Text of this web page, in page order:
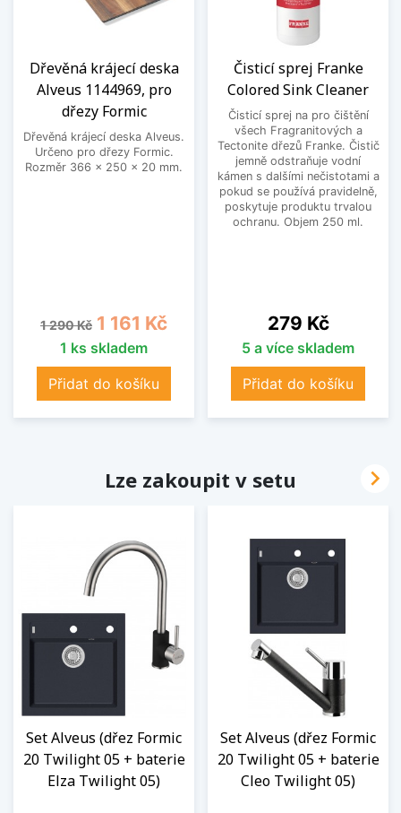
Dřevěná krájecí deska
Alveus 1144969, pro
dřezy Formic
Dřevěná krájecí deska Alveus.
Určeno pro dřezy Formic.
Rozměr 366 x 250 x 20 mm.
Běžná cena
1 290 Kč Cena
1 161 Kč
1 ks skladem
Přidat do košíku
Čisticí sprej Franke
Colored Sink Cleaner
Čisticí sprej na pro čištění
všech Fragranitových a
Tectonite dřezů Franke. Čistič
jemně odstraňuje vodní
kámen s dalšími nečistotami a
pokud se používá pravidelně,
poskytuje produktu trvalou
ochranu. Objem 250 ml.
Cena
279 Kč
5 a více skladem
Přidat do košíku
Lze zakoupit v setu
Set Alveus (dřez Formic
20 Twilight 05 + baterie
Elza Twilight 05)
Set Alveus (dřez Formic
20 Twilight 05 + baterie
Cleo Twilight 05)
